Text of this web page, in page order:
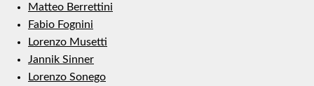
Matteo Berrettini
Fabio Fognini
Lorenzo Musetti
Jannik Sinner
Lorenzo Sonego